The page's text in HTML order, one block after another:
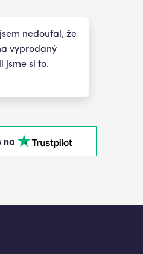
nedoufal, že
vyprodaný
jsme si to.
na